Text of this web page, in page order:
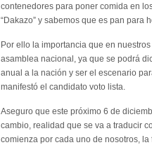
contenedores para poner comida en
“Dakazo” y sabemos que es pan para
Por ello la importancia que en
asamblea nacional, ya que se podrá
anual a la nación y ser el escenario
manifestó el candidato voto lista.
Aseguro que este próximo 6 de
cambio, realidad que se va a traducir
comienza por cada uno de nosotros,